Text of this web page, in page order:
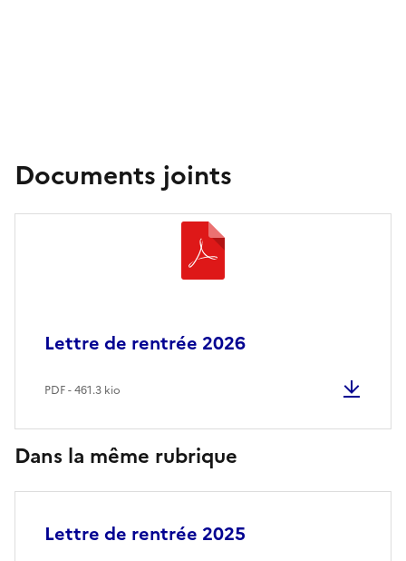
Documents joints
Lettre de rentrée 2026
PDF - 461.3 kio
Dans la même rubrique
Lettre de rentrée 2025